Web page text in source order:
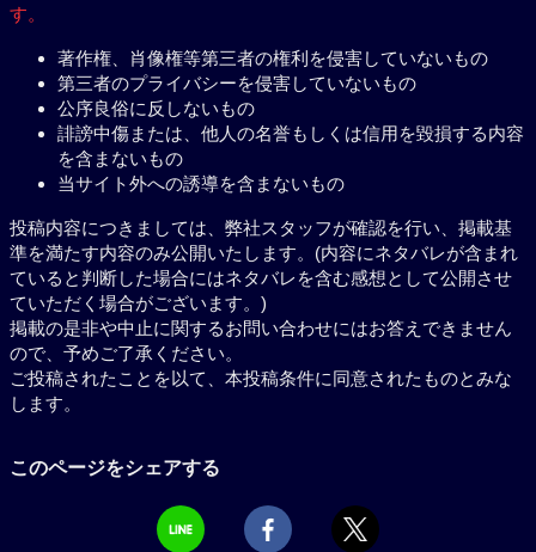
す。
著作権、肖像権等第三者の権利を侵害していないもの
第三者のプライバシーを侵害していないもの
公序良俗に反しないもの
誹謗中傷または、他人の名誉もしくは信用を毀損する内容
を含まないもの
当サイト外への誘導を含まないもの
投稿内容につきましては、弊社スタッフが確認を行い、掲載基
準を満たす内容のみ公開いたします。(内容にネタバレが含まれ
ていると判断した場合にはネタバレを含む感想として公開させ
ていただく場合がございます。)
掲載の是非や中止に関するお問い合わせにはお答えできません
ので、予めご了承ください。
ご投稿されたことを以て、本投稿条件に同意されたものとみな
します。
このページをシェアする